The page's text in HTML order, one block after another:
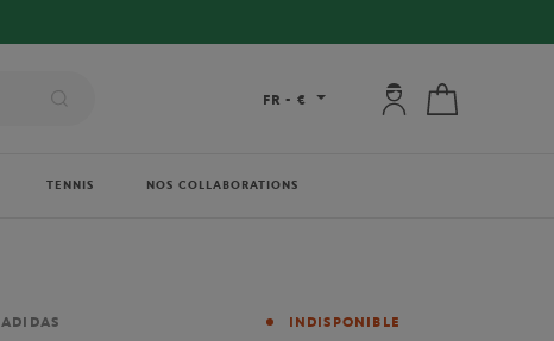
FR - € Mon compte : se
TENNIS NOS COLLABORATIONS
Marque
ADIDAS INDISPONIBLE